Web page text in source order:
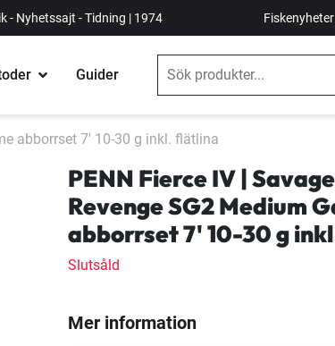
- Nyhetssajt - Tidning | 1974 Fiskenyheter
Guider
abborrset 7' 10-30 g inkl. flätlina
PENN Fierce IV |
Revenge SG2 Medium
abborrset 7' 10-30 g
Slutsåld
Mer information